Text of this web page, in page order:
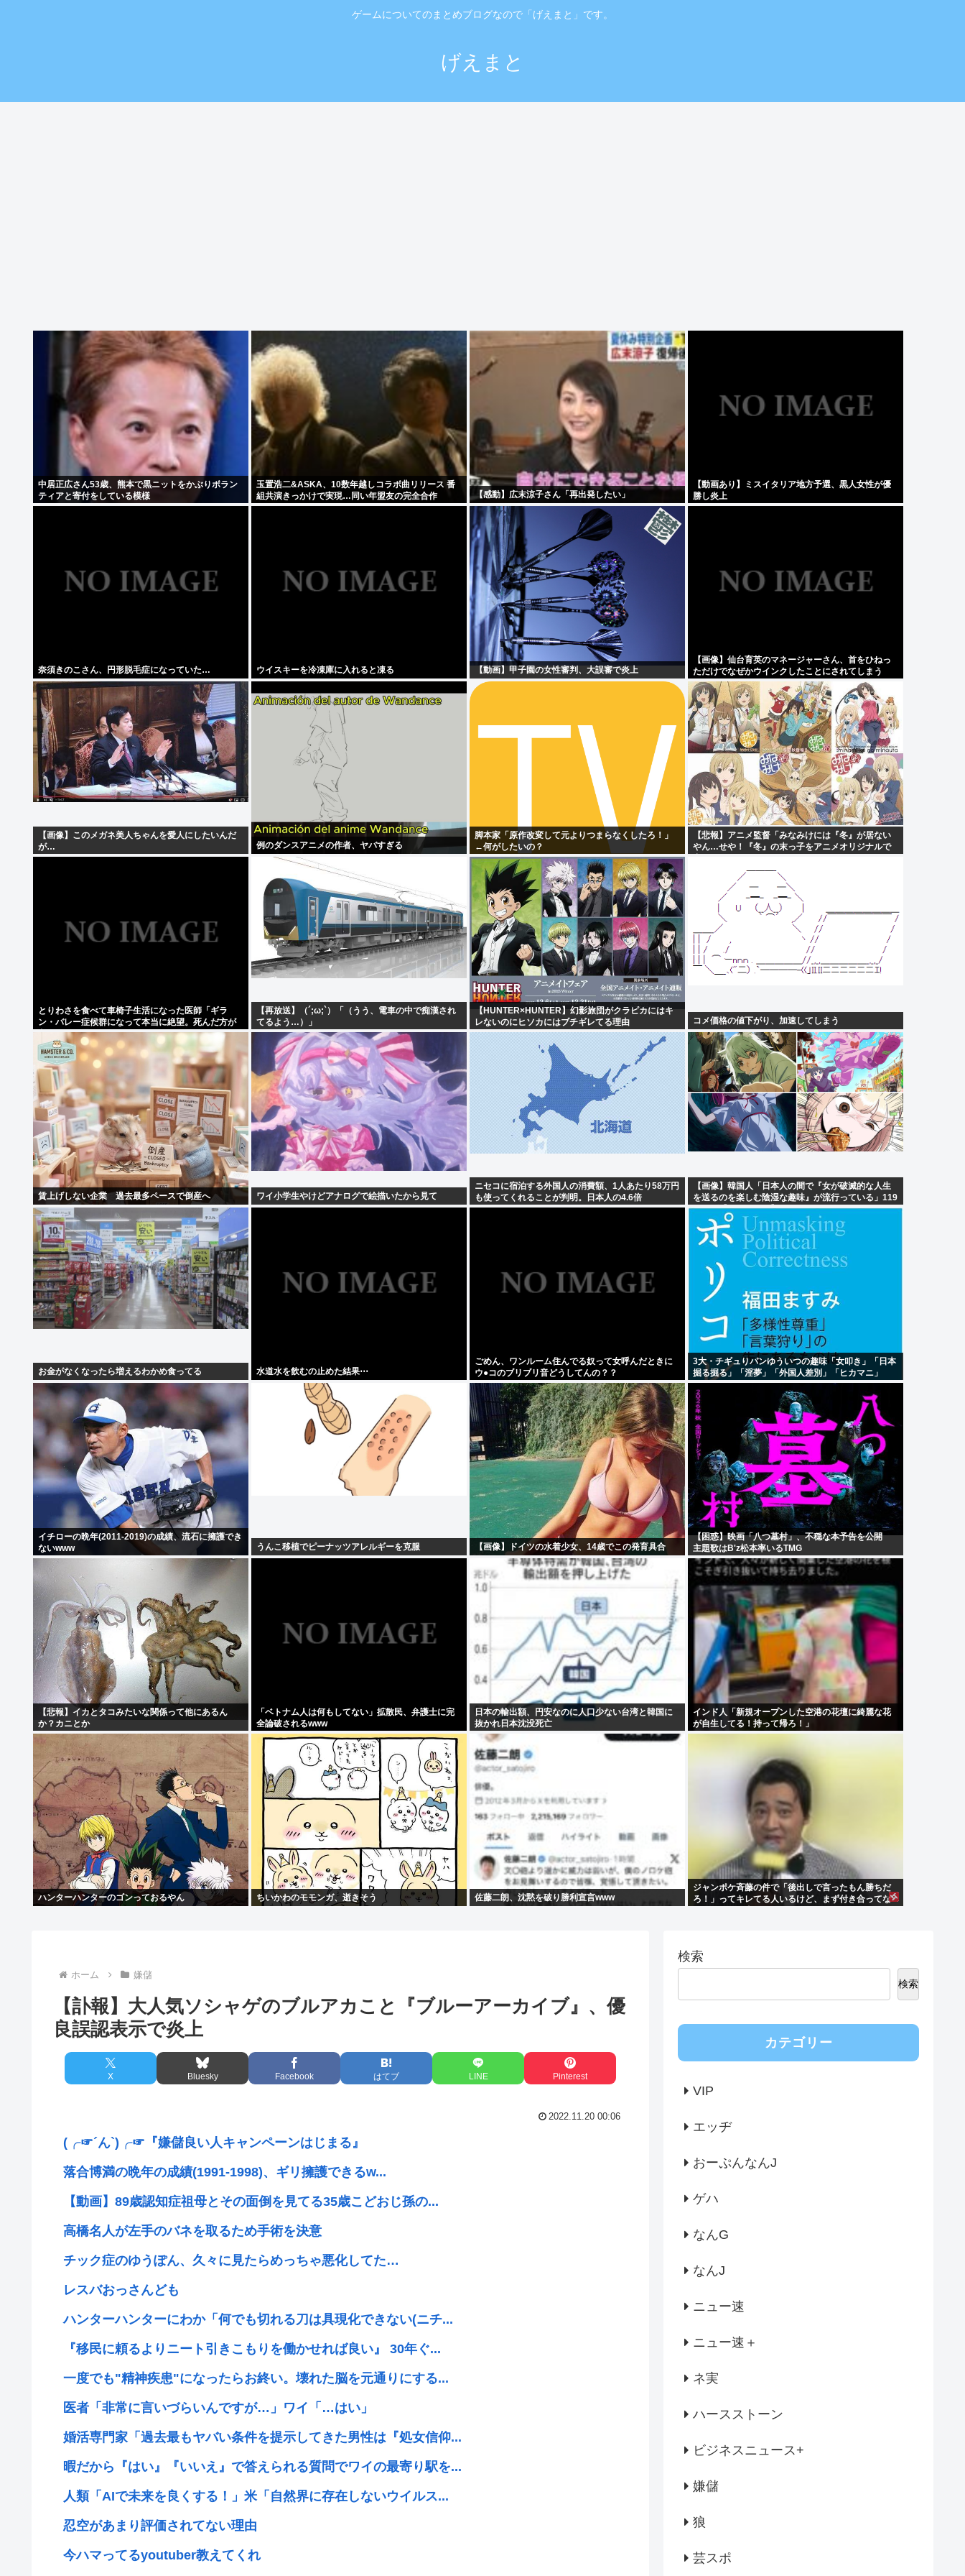
ゲームについてのまとめブログなので「げえまと」です。
げえまと
中居正広さん53歳、熊本で黒ニットをかぶりボラン
ティアと寄付をしている模様
玉置浩二&ASKA、10数年越しコラボ曲リリース 番
組共演きっかけで実現…同い年盟友の完全合作
【感動】広末涼子さん「再出発したい」
【動画あり】ミスイタリア地方予選、黒人女性が優
勝し炎上
奈須きのこさん、円形脱毛症になっていた… ウイスキーを冷凍庫に入れると凍る 【動画】甲子園の女性審判、大誤審で炎上
【画像】仙台育英のマネージャーさん、首をひねっ
ただけでなぜかウインクしたことにされてしまう
www
【画像】このメガネ美人ちゃんを愛人にしたいんだ
が…
例のダンスアニメの作者、ヤバすぎる
脚本家「原作改変して元よりつまらなくしたろ！」
←何がしたいの？
【悲報】アニメ監督「みなみけには『冬』が居ない
やん…せや！『冬』の末っ子をアニメオリジナルで
とりわさを食べて車椅子生活になった医師「ギラ
ン・バレー症候群になって本当に絶望。死んだ方が
良かったと思った」
【再放送】（´;ω;`）「（うう、電車の中で痴漢され
てるよう…）」
【HUNTER×HUNTER】幻影旅団がクラピカにはキ
レないのにヒソカにはブチギレてる理由
コメ価格の値下がり、加速してしまう
賃上げしない企業 過去最多ペースで倒産へ ワイ小学生やけどアナログで絵描いたから見て
ニセコに宿泊する外国人の消費額、1人あたり58万円
も使ってくれることが判明。日本人の4.6倍
【画像】韓国人「日本人の間で『女が破滅的な人生
を送るのを楽しむ陰湿な趣味』が流行っている」119
万バズ【HotTweets】
お金がなくなったら増えるわかめ食ってる 水道水を飲むの止めた結果⋯
ごめん、ワンルーム住んでる奴って女呼んだときに
ウ●コのブリブリ音どうしてんの？？
3大・チギュりパンゆういつの趣味「女叩き」「日本
掘る掘る」「淫夢」「外国人差別」「ヒカマニ」
イチローの晩年(2011-2019)の成績、流石に擁護でき
ないwww
うんこ移植でピーナッツアレルギーを克服 【画像】ドイツの水着少女、14歳でこの発育具合
【困惑】映画「八つ墓村」、不穏な本予告を公開
主題歌はB'z松本率いるTMG
【悲報】イカとタコみたいな関係って他にあるん
か？カニとか
「ベトナム人は何もしてない」拡散民、弁護士に完
全論破されるwww
日本の輸出額、円安なのに人口少ない台湾と韓国に
抜かれ日本沈没死亡
インド人「新規オープンした空港の花壇に綺麗な花
が自生してる！持って帰ろ！」
ハンターハンターのゴンっておるやん ちいかわのモモンガ、逝きそう 佐藤二朗、沈黙を破り勝利宣言www
ジャンポケ斉藤の件で「後出しで言ったもん勝ちだ
ろ！」ってキレてる人いるけど、まず付き合ってな
ホーム 嫌儲
【訃報】大人気ソシャゲのブルアカこと『ブルーアーカイブ』、優
良誤認表示で炎上
X Bluesky Facebook はてブ LINE Pinterest
2022.11.20 00:06
(╭☞´ん`)╭☞『嫌儲良い人キャンペーンはじまる』
落合博満の晩年の成績(1991-1998)、ギリ擁護できるw...
【動画】89歳認知症祖母とその面倒を見てる35歳こどおじ孫の...
高橋名人が左手のバネを取るため手術を決意
チック症のゆうぽん、久々に見たらめっちゃ悪化してた…
レスバおっさんども
ハンターハンターにわか「何でも切れる刀は具現化できない(ニチ...
『移民に頼るよりニート引きこもりを働かせれば良い』 30年ぐ...
一度でも"精神疾患"になったらお終い。壊れた脳を元通りにする...
医者「非常に言いづらいんですが…」ワイ「…はい」
婚活専門家「過去最もヤバい条件を提示してきた男性は『処女信仰...
暇だから『はい』『いいえ』で答えられる質問でワイの最寄り駅を...
人類「AIで未来を良くする！」米「自然界に存在しないウイルス...
忍空があまり評価されてない理由
今ハマってるyoutuber教えてくれ
検索
検索
カテゴリー
VIP
エッヂ
おーぷんなんJ
ゲハ
なんG
なんJ
ニュー速
ニュー速＋
ネ実
ハースストーン
ビジネスニュース+
嫌儲
狼
芸スポ